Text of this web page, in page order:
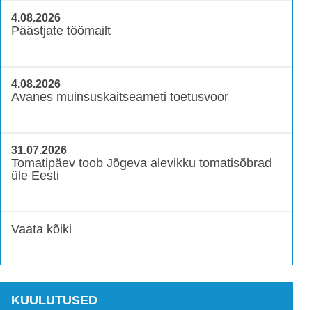
4.08.2026
Päästjate töömailt
4.08.2026
Avanes muinsuskaitseameti toetusvoor
31.07.2026
Tomatipäev toob Jõgeva alevikku tomatisõbrad
üle Eesti
Vaata kõiki
KUULUTUSED